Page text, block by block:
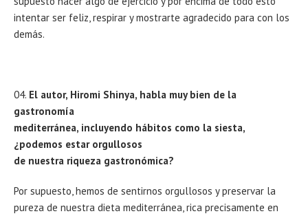
intentar ser feliz, respirar y mostrarte agradecido para con los
demás.
El autor, Hiromi Shinya, habla muy bien de la
gastronomía
mediterránea, incluyendo hábitos como la siesta,
¿podemos estar orgullosos
de nuestra riqueza gastronómica?
Por supuesto, hemos de sentirnos orgullosos y preservar la
pureza de nuestra dieta mediterránea, rica precisamente en